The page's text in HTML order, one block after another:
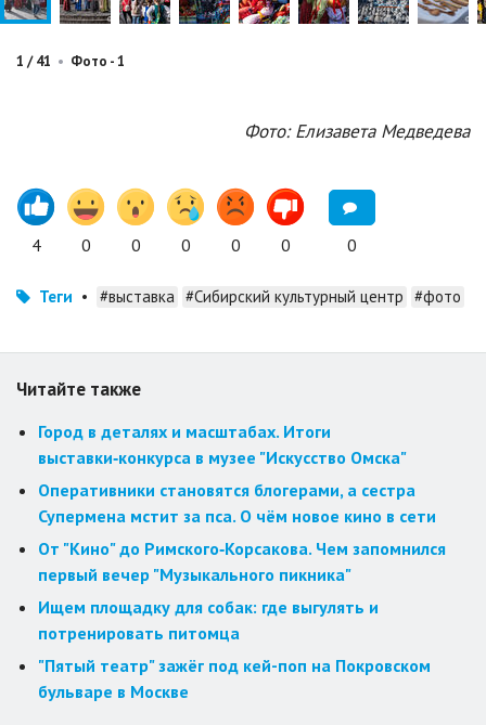
1 /41 • Фото - 1
Фото: Елизавета Медведева
4 0 0 0 0 0 0
Теги • #выставка #Сибирский культурный центр #фото
Читайте также
Город в деталях и масштабах. Итоги
выставки‑конкурса в музее "Искусство Омска"
Оперативники становятся блогерами, а сестра
Супермена мстит за пса. О чём новое кино в сети
От "Кино" до Римского‑Корсакова. Чем запомнился
первый вечер "Музыкального пикника"
Ищем площадку для собак: где выгулять и
потренировать питомца
"Пятый театр" зажёг под кей-поп на Покровском
бульваре в Москве